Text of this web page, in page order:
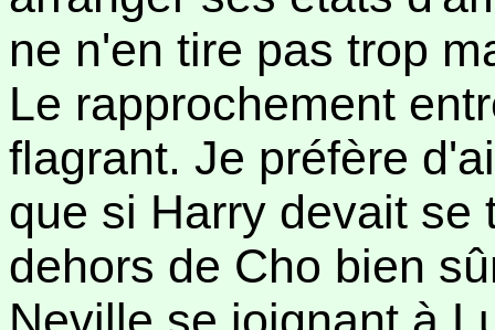
ne n'en tire pas trop
Le rapprochement
flagrant. Je préfère
que si Harry devait se
dehors de Cho bien